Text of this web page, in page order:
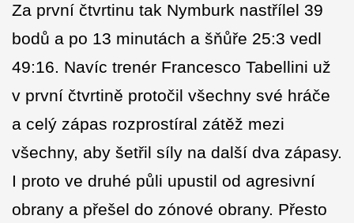
Za první čtvrtinu tak Nymburk nastřílel 39
bodů a po 13 minutách a šňůře 25:3 vedl
49:16. Navíc trenér Francesco Tabellini už
v první čtvrtině protočil všechny své hráče
a celý zápas rozprostíral zátěž mezi
všechny, aby šetřil síly na další dva zápasy.
I proto ve druhé půli upustil od agresivní
obrany a přešel do zónové obrany. Přesto